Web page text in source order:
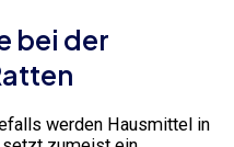
bei der
werden Hausmittel in